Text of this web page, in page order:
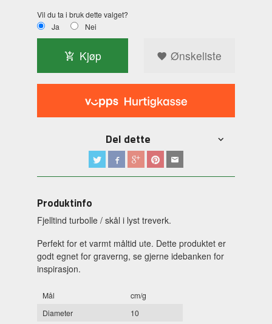
Vil du ta i bruk dette valget?
Ja
Nei
Kjøp Ønskeliste
Del dette
Produktinfo
Fjelltind turbolle / skål i lyst treverk.
Perfekt for et varmt måltid ute. Dette produktet er
godt egnet for graverng, se gjerne idebanken for
inspirasjon.
Mål
cm/g
Diameter
10